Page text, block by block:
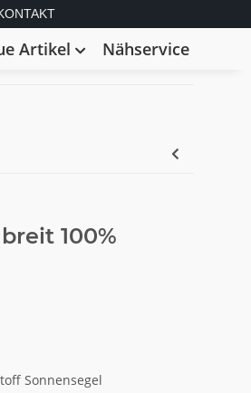
Artikel Nähservice
100%
Sonnensegel